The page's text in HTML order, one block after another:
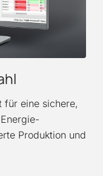
für eine sichere,
Produktion und